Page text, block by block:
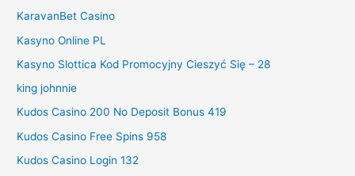
KaravanBet Casino
Kasyno Online PL
Kasyno Slottica Kod Promocyjny Cieszyć Się – 28
king johnnie
Kudos Casino 200 No Deposit Bonus 419
Kudos Casino Free Spins 958
Kudos Casino Login 132